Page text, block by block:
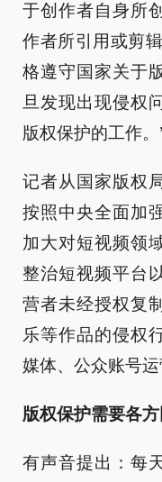
于创作者自身所
作者所引用或剪
格遵守国家关于
旦发现出现侵权
版权保护的工作。
记者从国家版权
按照中央全面加
加大对短视频领
整治短视频平台
营者未经授权复
乐等作品的侵权
媒体、公众账号运
版权保护需要各
有声音提出：每